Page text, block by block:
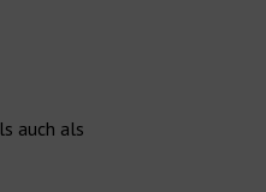
auch als